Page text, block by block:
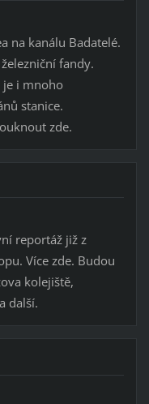
na kanálu Badatelé.
fandy.
je i mnoho
stanice.
zde.
reportáž již z
Více zde. Budou
kolejiště,
další.